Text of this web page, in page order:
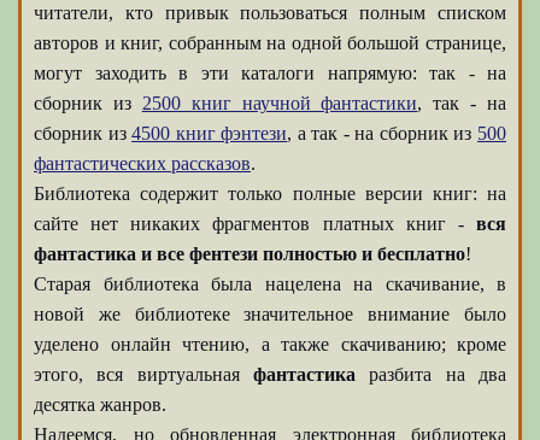
читатели, кто привык пользоваться полным списком
авторов и книг, собранным на одной большой странице,
могут заходить в эти каталоги напрямую: так - на
сборник из 2500 книг научной фантастики, так - на
сборник из4500 книг фэнтези, а так - на сборник из 500
фантастических рассказов.
Библиотека содержит только полные версии книг: на
сайте нет никаких фрагментов платных книг - вся
фантастика и все фентези полностью и бесплатно!
Старая библиотека была нацелена на скачивание, в
новой же библиотеке значительное внимание было
уделено онлайн чтению, а также скачиванию; кроме
этого, вся виртуальная фантастика разбита на два
десятка жанров.
Надеемся, но обновленная электронная библиотека